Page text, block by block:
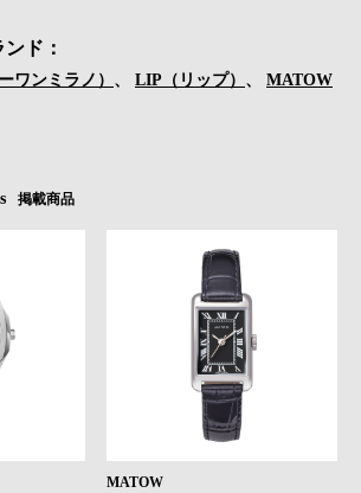
ド：
ワンミラノ） 、 LIP（リップ） 、 MATOW
掲載商品
MATOW